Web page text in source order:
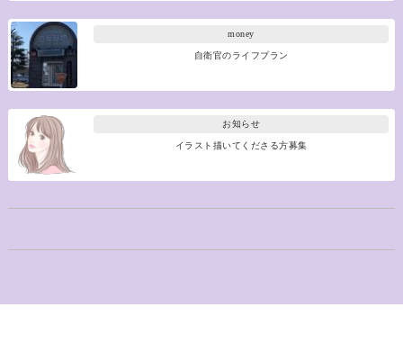
money
自衛官のライフプラン
お知らせ
イラスト描いてくださる方募集